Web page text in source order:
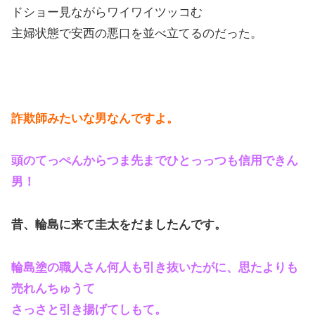
ドショー見ながらワイワイツッコむ
主婦状態で安西の悪口を並べ立てるのだった。
詐欺師みたいな男なんですよ。
頭のてっぺんからつま先までひとっっつも信用できん
男！
昔、輪島に来て圭太をだましたんです。
輪島塗の職人さん何人も引き抜いたがに、思たよりも
売れんちゅうて
さっさと引き揚げてしもて。